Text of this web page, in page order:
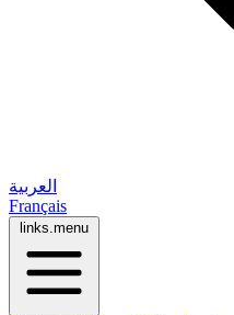
العربية
Français
links.menu